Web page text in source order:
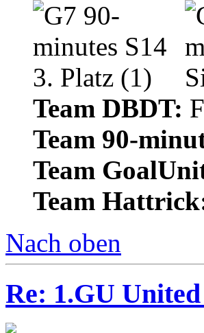
Team DBDT:
Team 90-
Team
Team
Nach oben
Re: 1.GU